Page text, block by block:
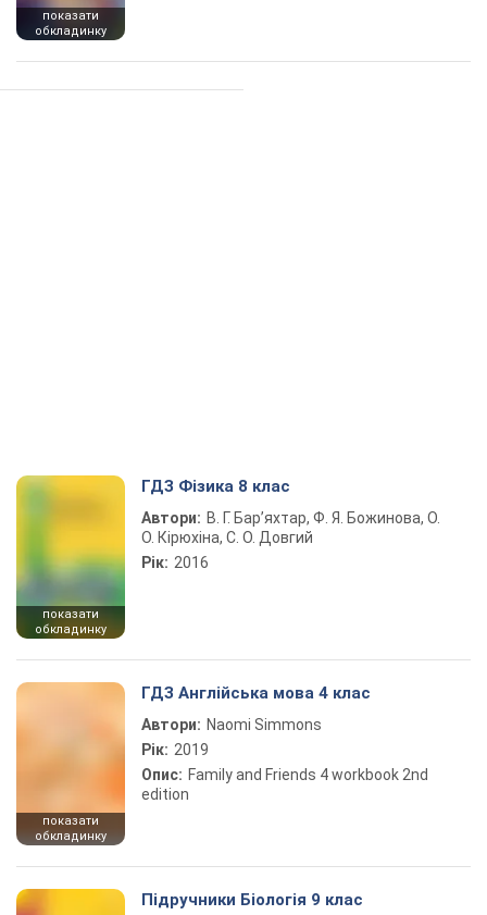
показати
обкладинку
показати
обкладинку
ГДЗ Фізика 8 клас
Автори: В. Г. Бар’яхтар, Ф. Я. Божинова, О.
О. Кірюхіна, С. О. Довгий
Рік: 2016
показати
обкладинку
ГДЗ Англійська мова 4 клас
Автори: Naomi Simmons
Рік: 2019
Опис: Family and Friends 4 workbook 2nd
edition
Підручники Біологія 9 клас